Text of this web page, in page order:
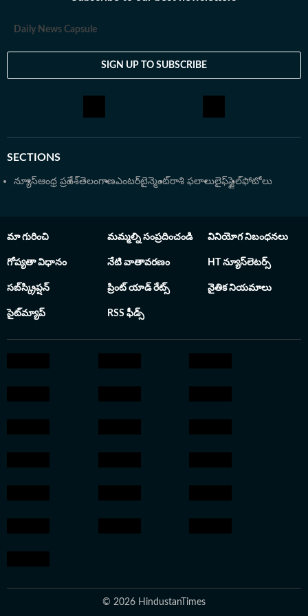
Daily News Capsule
SIGN UP TO SUBSCRIBE
SECTIONS
న్యూస్ఆంధ్ర ప్రదేశ్తెలంగాణఎంటర్‌టైన్మెంట్రాశి ఫలాలులైఫ్‌స్టైల్ఫోటోలు
మా గురించి మమ్మల్ని సంప్రదించండి వినియోగ నిబంధనలు
గోప్యతా విధానం నేటి వాతావరణం HT న్యూస్‌లెటర్స్
సబ్‌స్క్రిప్షన్ ప్రింట్ యాడ్ రేట్స్ నైతిక నియమాలు
సైట్‌మ్యాప్ RSS ఫీడ్స్
© 2026 HindustanTimes